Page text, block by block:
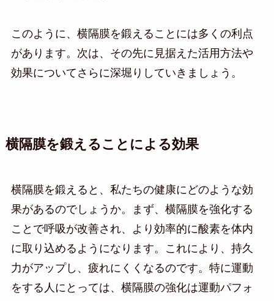
このように、横隔膜を鍛えることには多くの利点
があります。次は、その先に見据えた活用方法や
効果についてさらに深堀りしていきましょう。
横隔膜を鍛えることによる効果
横隔膜を鍛えると、私たちの健康にどのような効
果があるのでしょうか。まず、横隔膜を強化する
ことで呼吸が改善され、より効率的に酸素を体内
に取り込めるようになります。これにより、持久
力がアップし、疲れにくくなるのです。特に運動
をする人にとっては、横隔膜の強化は運動パフォ